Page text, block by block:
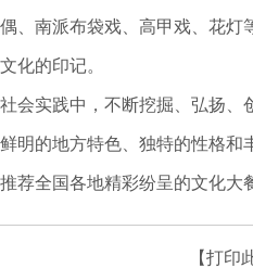
、南派布袋戏、高甲戏、花
化的印记。
会实践中，不断挖掘、弘扬、
明的地方特色、独特的性格
荐全国各地精彩纷呈的文化
【打印